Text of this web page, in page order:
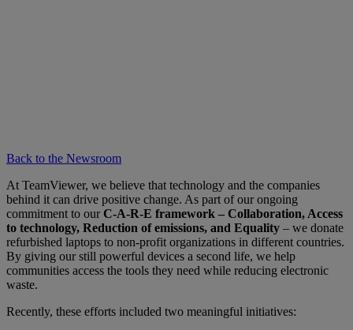
Back to the Newsroom
At TeamViewer, we believe that technology and the companies
behind it can drive positive change. As part of our ongoing
commitment to ourC-A-R-E framework – Collaboration, Access
to technology, Reduction of emissions, and Equality – we donate
refurbished laptops to non-profit organizations in different countries.
By giving our still powerful devices a second life, we help
communities access the tools they need while reducing electronic
waste.
Recently, these efforts included two meaningful initiatives: